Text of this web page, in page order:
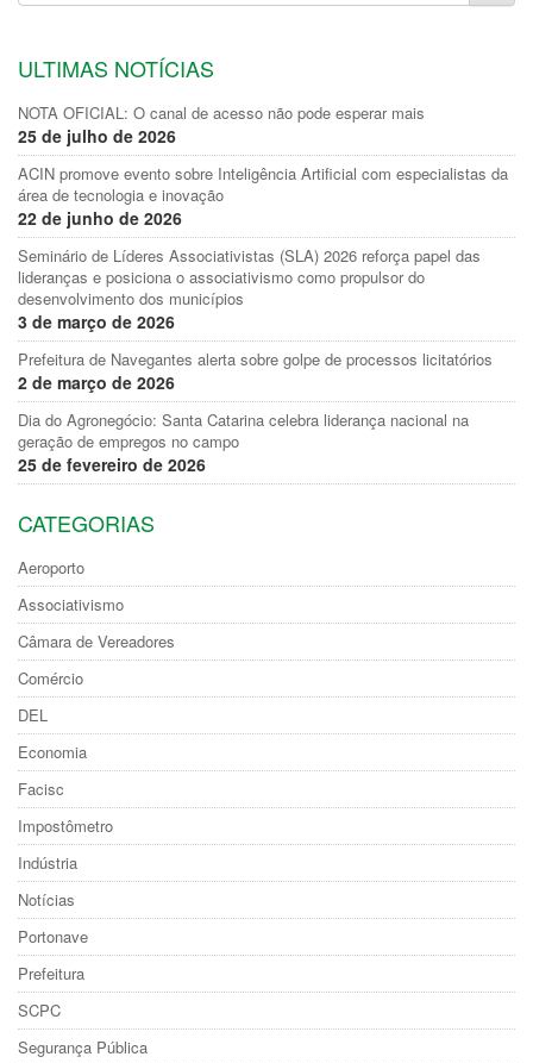
ULTIMAS NOTÍCIAS
NOTA OFICIAL: O canal de acesso não pode esperar mais
25 de julho de 2026
ACIN promove evento sobre Inteligência Artificial com especialistas da
área de tecnologia e inovação
22 de junho de 2026
Seminário de Líderes Associativistas (SLA) 2026 reforça papel das
lideranças e posiciona o associativismo como propulsor do
desenvolvimento dos municípios
3 de março de 2026
Prefeitura de Navegantes alerta sobre golpe de processos licitatórios
2 de março de 2026
Dia do Agronegócio: Santa Catarina celebra liderança nacional na
geração de empregos no campo
25 de fevereiro de 2026
CATEGORIAS
Aeroporto
Associativismo
Câmara de Vereadores
Comércio
DEL
Economia
Facisc
Impostômetro
Indústria
Notícias
Portonave
Prefeitura
SCPC
Segurança Pública